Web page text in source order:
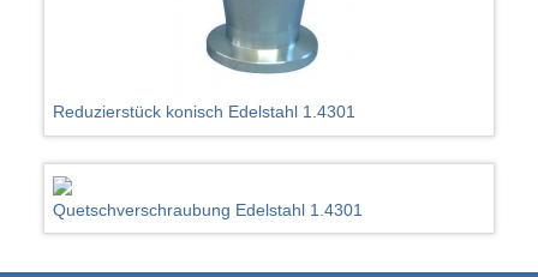
Reduzierstück konisch Edelstahl 1.4301
Quetschverschraubung Edelstahl 1.4301